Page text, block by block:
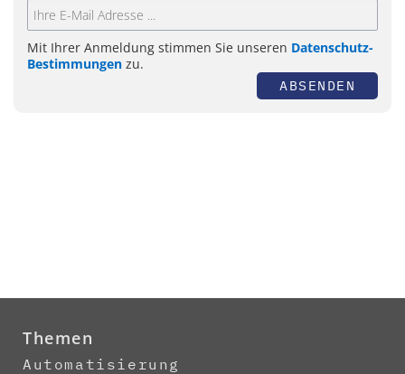
Mit Ihrer Anmeldung stimmen Sie unseren Datenschutz-
Bestimmungen zu.
ABSENDEN
Themen
Automatisierung